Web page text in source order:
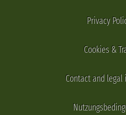
Privacy
Cookies &
Contact and legal